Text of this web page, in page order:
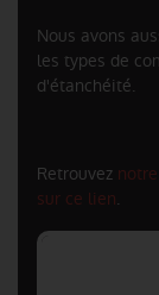
Nous avons
les types de
d'étanchéité.
Retrouvez
sur ce lien.